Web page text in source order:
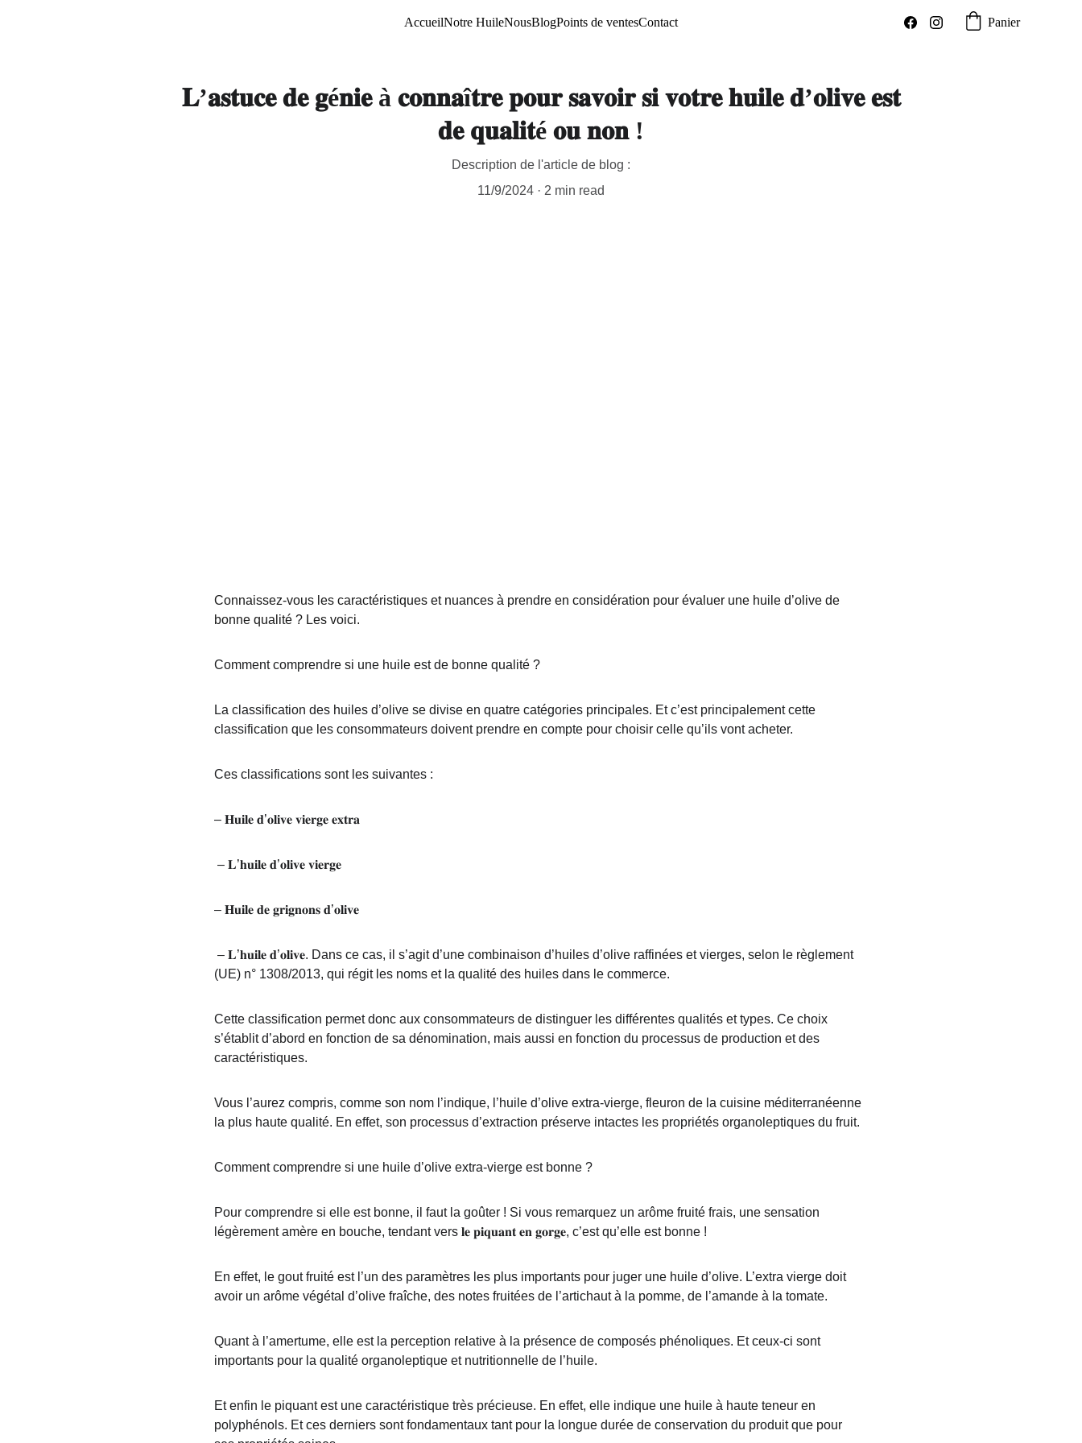
AccueilNotre HuileNousBlogPoints de ventesContact Panier
𝐋’𝐚𝐬𝐭𝐮𝐜𝐞 𝐝𝐞 𝐠é𝐧𝐢𝐞 à 𝐜𝐨𝐧𝐧𝐚î𝐭𝐫𝐞 𝐩𝐨𝐮𝐫 𝐬𝐚𝐯𝐨𝐢𝐫 𝐬𝐢 𝐯𝐨𝐭𝐫𝐞 𝐡𝐮𝐢𝐥𝐞 𝐝’𝐨𝐥𝐢𝐯𝐞 𝐞𝐬𝐭
𝐝𝐞 𝐪𝐮𝐚𝐥𝐢𝐭é 𝐨𝐮 𝐧𝐨𝐧 !
Description de l'article de blog :
11/9/2024
2 min read
Connaissez-vous les caractéristiques et nuances à prendre en considération pour évaluer une huile d’olive de
bonne qualité ? Les voici.
Comment comprendre si une huile est de bonne qualité ?
La classification des huiles d’olive se divise en quatre catégories principales. Et c’est principalement cette
classification que les consommateurs doivent prendre en compte pour choisir celle qu’ils vont acheter.
Ces classifications sont les suivantes :
– 𝐇𝐮𝐢𝐥𝐞 𝐝’𝐨𝐥𝐢𝐯𝐞 𝐯𝐢𝐞𝐫𝐠𝐞 𝐞𝐱𝐭𝐫𝐚
– 𝐋’𝐡𝐮𝐢𝐥𝐞 𝐝’𝐨𝐥𝐢𝐯𝐞 𝐯𝐢𝐞𝐫𝐠𝐞
– 𝐇𝐮𝐢𝐥𝐞 𝐝𝐞 𝐠𝐫𝐢𝐠𝐧𝐨𝐧𝐬 𝐝’𝐨𝐥𝐢𝐯𝐞
(UE) n° 1308/2013, qui régit les noms et la qualité des huiles dans le commerce.
Cette classification permet donc aux consommateurs de distinguer les différentes qualités et types. Ce choix
s’établit d’abord en fonction de sa dénomination, mais aussi en fonction du processus de production et des
caractéristiques.
Vous l’aurez compris, comme son nom l’indique, l’huile d’olive extra-vierge, fleuron de la cuisine méditerranéenne
la plus haute qualité. En effet, son processus d’extraction préserve intactes les propriétés organoleptiques du fruit.
Comment comprendre si une huile d’olive extra-vierge est bonne ?
Pour comprendre si elle est bonne, il faut la goûter ! Si vous remarquez un arôme fruité frais, une sensation
légèrement amère en bouche, tendant vers 𝐥𝐞 𝐩𝐢𝐪𝐮𝐚𝐧𝐭 𝐞𝐧 𝐠𝐨𝐫𝐠𝐞, c’est qu’elle est bonne !
En effet, le gout fruité est l’un des paramètres les plus importants pour juger une huile d’olive. L’extra vierge doit
avoir un arôme végétal d’olive fraîche, des notes fruitées de l’artichaut à la pomme, de l’amande à la tomate.
Quant à l’amertume, elle est la perception relative à la présence de composés phénoliques. Et ceux-ci sont
importants pour la qualité organoleptique et nutritionnelle de l’huile.
Et enfin le piquant est une caractéristique très précieuse. En effet, elle indique une huile à haute teneur en
polyphénols. Et ces derniers sont fondamentaux tant pour la longue durée de conservation du produit que pour